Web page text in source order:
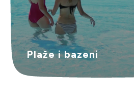
Plaže i bazeni